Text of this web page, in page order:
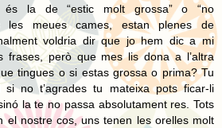
és la de “estic molt grossa” o “no
les meues cames, estan plenes de
voldria dir que jo hem dic a mi
frases, però que mes lis dona a l’altra
tingues o si estas grossa o prima? Tu
no t’agrades tu mateixa pots ficar-li
la te no passa absolutament res. Tots
el nostre cos, uns tenen les orelles molt